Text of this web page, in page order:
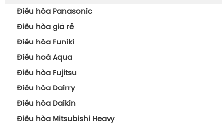
Điều hòa Panasonic
Điều hòa giá rẻ
Điều hòa Funiki
Điều hoà Aqua
Điều hòa Fujitsu
Điều hòa Dairry
Điều hòa Daikin
Điều hòa Mitsubishi Heavy